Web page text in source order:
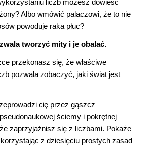
liczb możesz dowieść
Albo wmówić palaczowi, że to nie
powoduje raka płuc?
tworzyć mity i je obalać.
przekonasz się, że właściwe
pozwala zobaczyć, jaki świat jest
cię przez gąszcz
ściemy i pokrętnej
zaprzyjaźnisz się z liczbami. Pokaże
z dziesięciu prostych zasad